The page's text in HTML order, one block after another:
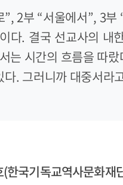
2부 “서울에서”, 3부
다. 결국 선교사의 내
는 시간의 흐름을 따
. 그러니까 대중서라
한국기독교역사문화재